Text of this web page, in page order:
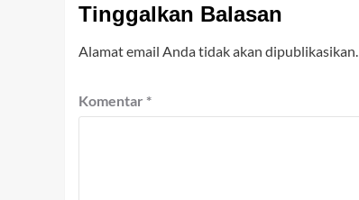
Tinggalkan Balasan
Alamat email Anda tidak akan dipublikasikan.
Komentar *